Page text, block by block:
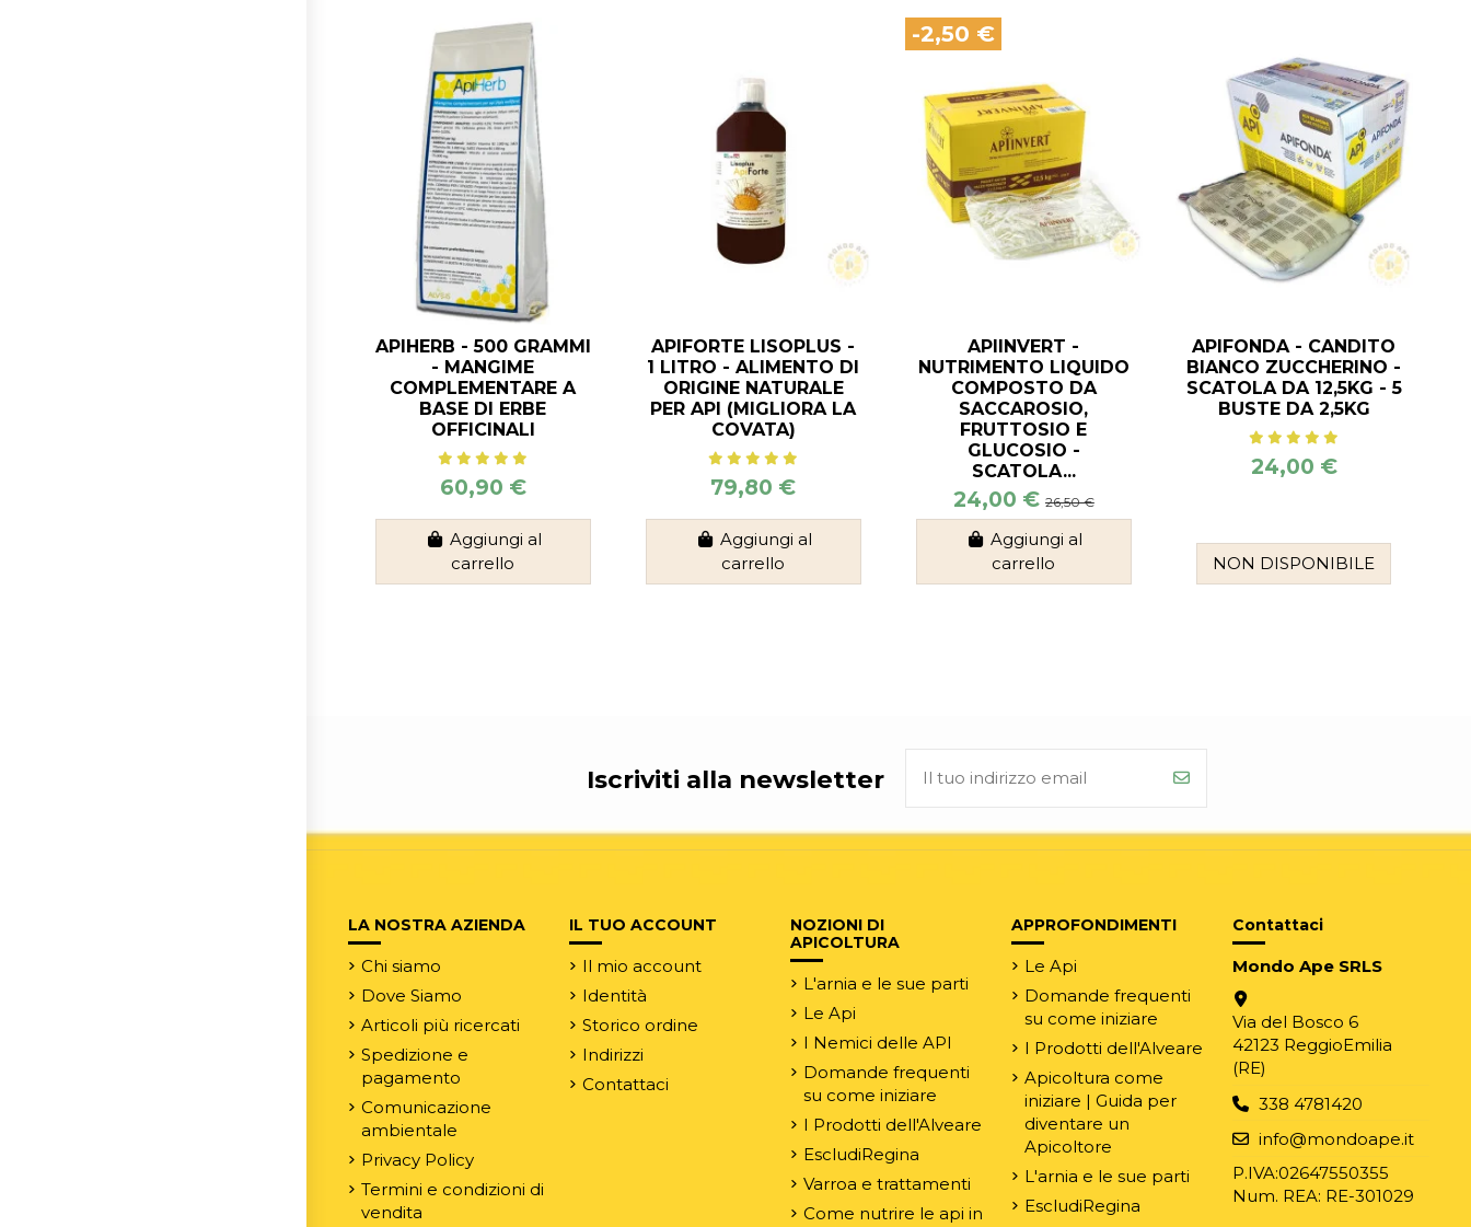
APIHERB - 500 GRAMMI
- MANGIME
COMPLEMENTARE A
BASE DI ERBE
OFFICINALI
60,90 €
Aggiungi al
carrello
APIFORTE LISOPLUS -
1 LITRO - ALIMENTO DI
ORIGINE NATURALE
PER API (MIGLIORA LA
COVATA)
79,80 €
Aggiungi al
carrello
-2,50 €
APIINVERT -
NUTRIMENTO LIQUIDO
COMPOSTO DA
SACCAROSIO,
FRUTTOSIO E
GLUCOSIO -
SCATOLA...
24,00 € 26,50 €
Aggiungi al
carrello
APIFONDA - CANDITO
BIANCO ZUCCHERINO -
SCATOLA DA 12,5KG - 5
BUSTE DA 2,5KG
24,00 €
NON DISPONIBILE
Iscriviti alla newsletter
LA NOSTRA AZIENDA
Chi siamo
Dove Siamo
Articoli più ricercati
Spedizione e
pagamento
Comunicazione
ambientale
Privacy Policy
Termini e condizioni di
vendita
IL TUO ACCOUNT
Il mio account
Identità
Storico ordine
Indirizzi
Contattaci
NOZIONI DI
APICOLTURA
L'arnia e le sue parti
Le Api
I Nemici delle API
Domande frequenti
su come iniziare
I Prodotti dell'Alveare
EscludiRegina
Varroa e trattamenti
Come nutrire le api in
APPROFONDIMENTI
Le Api
Domande frequenti
su come iniziare
I Prodotti dell'Alveare
Apicoltura come
iniziare | Guida per
diventare un
Apicoltore
L'arnia e le sue parti
EscludiRegina
Contattaci
Mondo Ape SRLS
Via del Bosco 6
42123 ReggioEmilia
(RE)
338 4781420
info@mondoape.it
P.IVA:02647550355
Num. REA: RE-301029